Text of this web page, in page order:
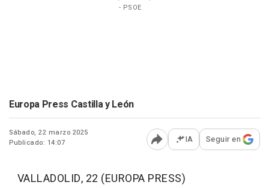
- PSOE
Europa Press Castilla y León
Sábado, 22 marzo 2025
Publicado: 14:07
Abrir opciones para
IA Seguir en
VALLADOLID, 22 (EUROPA PRESS)